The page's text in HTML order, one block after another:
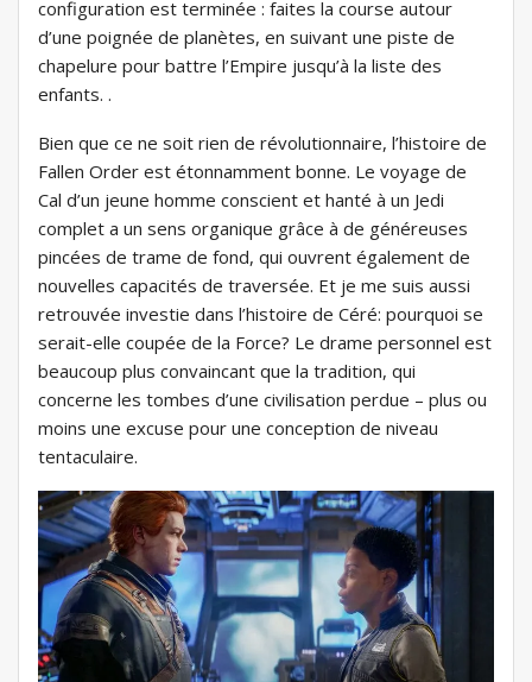
configuration est terminée : faites la course autour
d’une poignée de planètes, en suivant une piste de
chapelure pour battre l’Empire jusqu’à la liste des
enfants. .
Bien que ce ne soit rien de révolutionnaire, l’histoire de
Fallen Order est étonnamment bonne. Le voyage de
Cal d’un jeune homme conscient et hanté à un Jedi
complet a un sens organique grâce à de généreuses
pincées de trame de fond, qui ouvrent également de
nouvelles capacités de traversée. Et je me suis aussi
retrouvée investie dans l’histoire de Céré: pourquoi se
serait-elle coupée de la Force? Le drame personnel est
beaucoup plus convaincant que la tradition, qui
concerne les tombes d’une civilisation perdue – plus ou
moins une excuse pour une conception de niveau
tentaculaire.